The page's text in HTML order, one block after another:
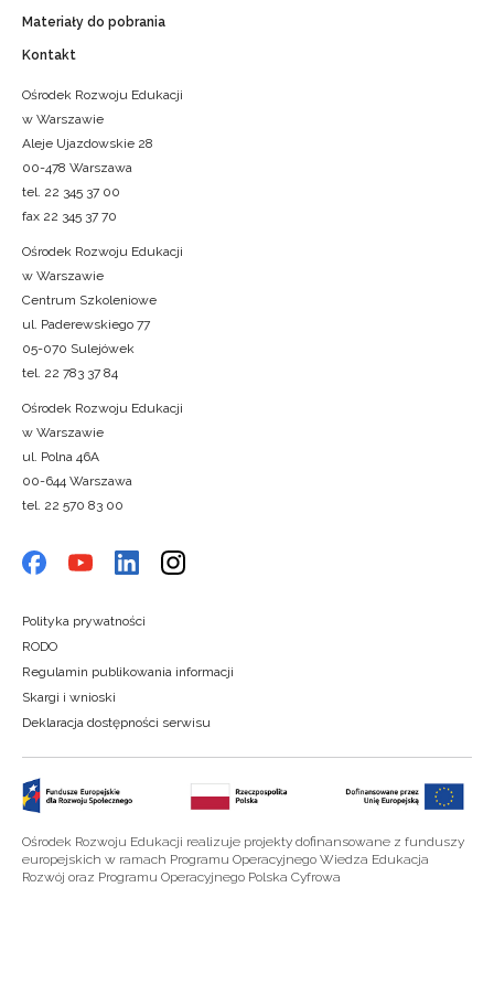
Materiały do pobrania
Kontakt
Ośrodek Rozwoju Edukacji
w Warszawie
Aleje Ujazdowskie 28
00-478 Warszawa
tel. 22 345 37 00
fax 22 345 37 70
Ośrodek Rozwoju Edukacji
w Warszawie
Centrum Szkoleniowe
ul. Paderewskiego 77
05-070 Sulejówek
tel. 22 783 37 84
Ośrodek Rozwoju Edukacji
w Warszawie
ul. Polna 46A
00-644 Warszawa
tel. 22 570 83 00
Polityka prywatności
RODO
Regulamin publikowania informacji
Skargi i wnioski
Deklaracja dostępności serwisu
Ośrodek Rozwoju Edukacji realizuje projekty dofinansowane z funduszy
europejskich w ramach Programu Operacyjnego Wiedza Edukacja
Rozwój oraz Programu Operacyjnego Polska Cyfrowa